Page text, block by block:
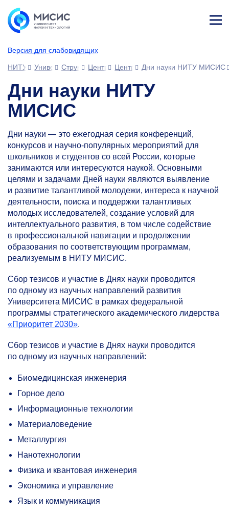
Версия для слабовидящих
ине
НИТУ МИСИСУниверситетСтруктура университета
Центры Центр стратегических инициатив
Дни науки НИТУ МИСИС
Дни науки НИТУ
МИСИС
Дни науки — это ежегодная серия конференций,
конкурсов и научно-популярных мероприятий для
школьников и студентов со всей России, которые
занимаются или интересуются наукой. Основными
целями и задачами Дней науки являются выявление
и развитие талантливой молодежи, интереса к научной
деятельности, поиска и поддержки талантливых
молодых исследователей, создание условий для
интеллектуального развития, в том числе содействие
в профессиональной навигации и продолжении
образования по соответствующим программам,
реализуемым в НИТУ МИСИС.
Сбор тезисов и участие в Днях науки проводится
по одному из научных направлений развития
Университета МИСИС в рамках федеральной
программы стратегического академического лидерства
«Приоритет 2030».
Сбор тезисов и участие в Днях науки проводится
по одному из научных направлений:
Биомедицинская инженерия
Горное дело
Информационные технологии
Материаловедение
Металлургия
Нанотехнологии
Физика и квантовая инженерия
Экономика и управление
Язык и коммуникация